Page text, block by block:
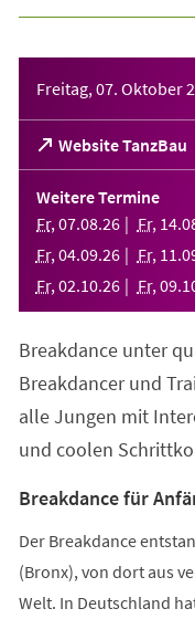
Freitag, 07. Oktober
Website TanzBau
(Öffnet
in
einem
neuen
Tab)
Weitere Termine
Fr, 07.08.26 Fr, 14.
Fr, 04.09.26 Fr, 11 .
Fr, 02.10.26 Fr, 09.
Breakdance unter
Breakdancer und
alle Jungen mit
und coolen
Breakdance für
Der Breakdance
(Bronx), von dort aus
Welt. In Deutschland